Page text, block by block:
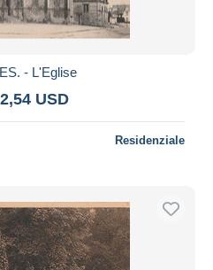
- L'Eglise
USD
Residenziale